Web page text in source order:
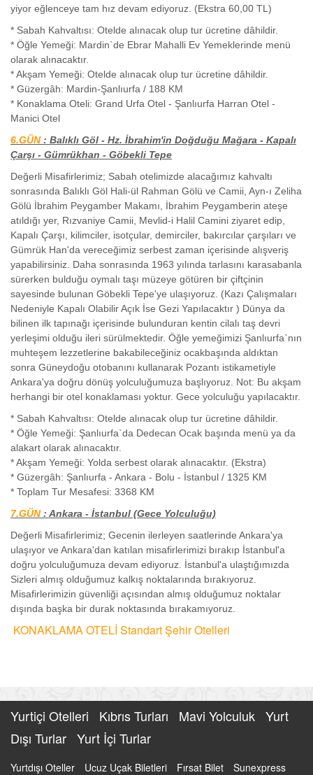
yiyor eğlenceye tam hız devam ediyoruz. (Ekstra 60,00 TL)
* Sabah Kahvaltısı: Otelde alınacak olup tur ücretine dâhildir.
* Öğle Yemeği: Mardin`de Ebrar Mahalli Ev Yemeklerinde menü
olarak alınacaktır.
* Akşam Yemeği: Otelde alınacak olup tur ücretine dâhildir.
* Güzergâh: Mardin-Şanlıurfa / 188 KM
* Konaklama Oteli: Grand Urfa Otel - Şanlıurfa Harran Otel -
Manici Otel
6.GÜN : Balıklı Göl - Hz. İbrahim'in Doğduğu Mağara - Kapalı
Çarşı - Gümrükhan - Göbekli Tepe
Değerli Misafirlerimiz; Sabah otelimizde alacağımız kahvaltı
sonrasında Balıklı Göl Hali-ül Rahman Gölü ve Camii, Ayn-ı Zeliha
Gölü İbrahim Peygamber Makamı, İbrahim Peygamberin ateşe
atıldığı yer, Rızvaniye Camii, Mevlid-i Halil Camini ziyaret edip,
Kapalı Çarşı, kilimciler, isotçular, demirciler, bakırcılar çarşıları ve
Gümrük Han'da vereceğimiz serbest zaman içerisinde alışveriş
yapabilirsiniz. Daha sonrasında 1963 yılında tarlasını karasabanla
sürerken bulduğu oymalı taşı müzeye götüren bir çiftçinin
sayesinde bulunan Göbekli Tepe'ye ulaşıyoruz. (Kazı Çalışmaları
Nedeniyle Kapalı Olabilir Açık İse Gezi Yapılacaktır ) Dünya da
bilinen ilk tapınağı içerisinde bulunduran kentin cilalı taş devri
yerleşimi olduğu ileri sürülmektedir. Öğle yemeğimizi Şanlıurfa`nın
muhteşem lezzetlerine bakabileceğiniz ocakbaşında aldıktan
sonra Güneydoğu otobanını kullanarak Pozantı istikametiyle
Ankara'ya doğru dönüş yolculuğumuza başlıyoruz. Not: Bu akşam
herhangi bir otel konaklaması yoktur. Gece yolculuğu yapılacaktır.
* Sabah Kahvaltısı: Otelde alınacak olup tur ücretine dâhildir.
* Öğle Yemeği: Şanlıurfa`da Dedecan Ocak başında menü ya da
alakart olarak alınacaktır.
* Akşam Yemeği: Yolda serbest olarak alınacaktır. (Ekstra)
* Güzergâh: Şanlıurfa - Ankara - Bolu - İstanbul / 1325 KM
* Toplam Tur Mesafesi: 3368 KM
7.GÜN : Ankara - İstanbul (Gece Yolculuğu)
Değerli Misafirlerimiz; Gecenin ilerleyen saatlerinde Ankara'ya
ulaşıyor ve Ankara'dan katılan misafirlerimizi bırakıp İstanbul'a
doğru yolculuğumuza devam ediyoruz. İstanbul'a ulaştığımızda
Sizleri almış olduğumuz kalkış noktalarında bırakıyoruz.
Misafirlerimizin güvenliği açısından almış olduğumuz noktalar
dışında başka bir durak noktasında bırakamıyoruz.
KONAKLAMA OTELİ Standart Şehir Otelleri
Yurtiçi Otelleri Kıbrıs Turları Mavi Yolculuk Yurt
Dışı Turlar Yurt İçi Turlar
Yurtdışı Oteller Ucuz Uçak Biletleri Fırsat Bilet
Sunexpress